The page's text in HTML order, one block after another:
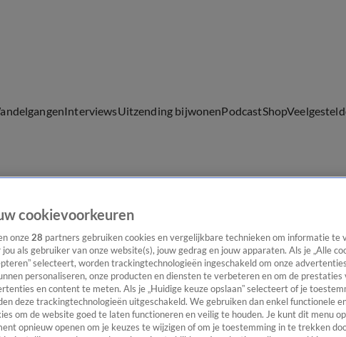
InterviewsUitzending bijwonenPodcastShop
cookievoorkeuren
onze 28 partners gebruiken cookies en vergelijkbare technieken om informatie te
jou als gebruiker van onze website(s), jouw gedrag en jouw apparaten. Als je „Alle
selecteert, worden trackingtechnologieën ingeschakeld om onze
personaliseren, onze producten en diensten te verbeteren en om de prestaties
en content te meten. Als je „Huidige keuze opslaan” selecteert of je
deze trackingtechnologieën uitgeschakeld. We gebruiken dan enkel functionele
om de website goed te laten functioneren en veilig te houden. Je kunt dit menu
opnieuw openen om je keuzes te wijzigen of om je toestemming in te trekken